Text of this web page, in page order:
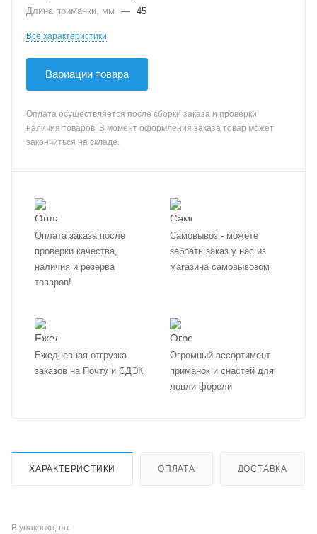
Длина приманки, мм
— 45
Все характеристики
Вариации товара
Оплата осуществляется после сборки заказа и проверки
наличия товаров. В момент оформления заказа товар может
закончиться на складе.
Оплата заказа после
проверки качества,
наличия и резерва
товаров!
Самовывоз - можете
забрать заказ у нас из
магазина самовывозом
Ежедневная отгрузка
заказов на Почту и СДЭК
Огромный ассортимент
приманок и снастей для
ловли форели
ХАРАКТЕРИСТИКИ ОПЛАТА ДОСТАВКА
В упаковке, шт